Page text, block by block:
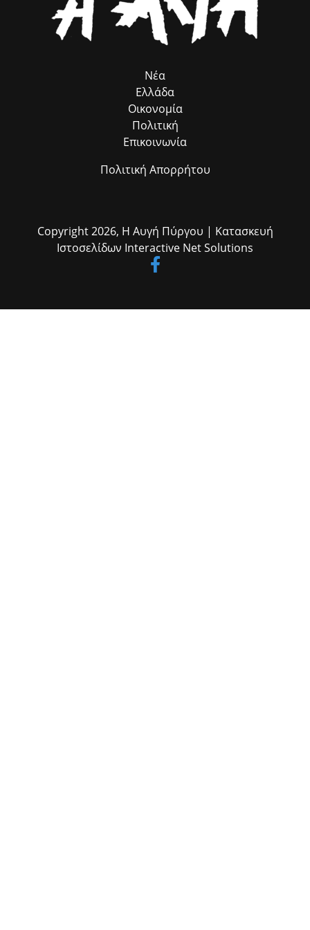
αναγκών από το πεδίο. Η συλλογική αυτή προσπάθεια αποδεικνύει στην
πράξη ότι η ομαδική δουλειά φέρνει απτά αποτελέσματα για όλους τους
δημότες μας.»
Νέα
Ελλάδα
Οικονομία
Πολιτική
Επικοινωνία
Πολιτική Απορρήτου
Copyright 2026, Η Αυγή Πύργου | Κατασκευή
Ιστοσελίδων Interactive Net Solutions